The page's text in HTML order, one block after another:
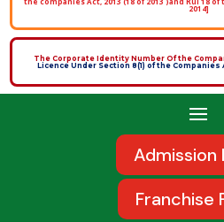
2014]
The Corporate Identity Number Of the
Licence Under Section 8(1) of the Companies
Admission
Franchise